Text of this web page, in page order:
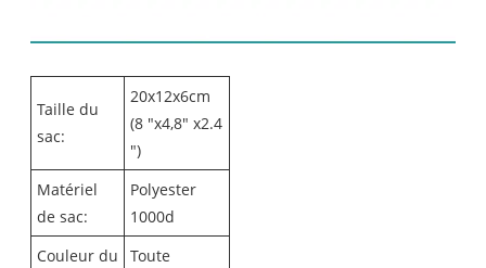
Taille du
sac:
20x12x6cm
(8 "x4,8" x2.4
")
Matériel
de sac:
Polyester
1000d
Couleur du
Toute